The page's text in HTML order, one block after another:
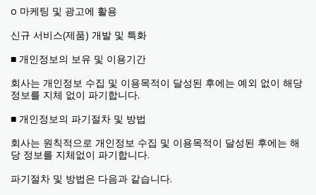
ο 마케팅 및 광고에 활용
신규 서비스(제품) 개발 및 특화
■ 개인정보의 보유 및 이용기간
회사는 개인정보 수집 및 이용목적이 달성된 후에는 예외 없이 해당
정보를 지체 없이 파기합니다.
■ 개인정보의 파기절차 및 방법
회사는 원칙적으로 개인정보 수집 및 이용목적이 달성된 후에는 해
당 정보를 지체없이 파기합니다.
파기절차 및 방법은 다음과 같습니다.